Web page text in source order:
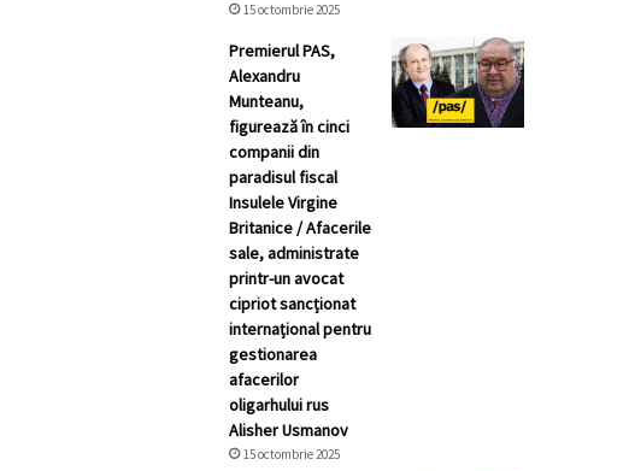
15 octombrie 2025
Premierul PAS,
Alexandru
Munteanu,
figurează în cinci
companii din
paradisul fiscal
Insulele Virgine
Britanice / Afacerile
sale, administrate
printr-un avocat
cipriot sancționat
internațional pentru
gestionarea
afacerilor
oligarhului rus
Alisher Usmanov
15 octombrie 2025